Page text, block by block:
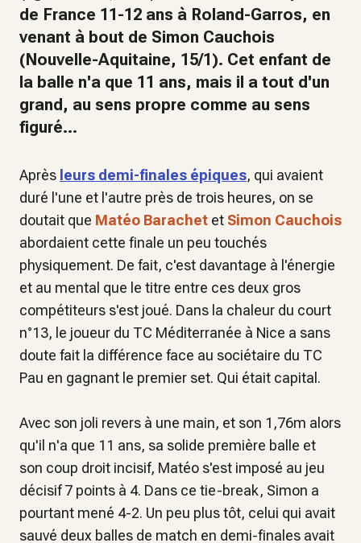
de France 11-12 ans à Roland-Garros, en
venant à bout de Simon Cauchois
(Nouvelle-Aquitaine, 15/1). Cet enfant de
la balle n'a que 11 ans, mais il a tout d'un
grand, au sens propre comme au sens
figuré...
Après leurs demi-finales épiques, qui avaient
duré l'une et l'autre près de trois heures, on se
doutait que Matéo Barachet et Simon Cauchois
abordaient cette finale un peu touchés
physiquement. De fait, c'est davantage à l'énergie
et au mental que le titre entre ces deux gros
compétiteurs s'est joué. Dans la chaleur du court
n°13, le joueur du TC Méditerranée à Nice a sans
doute fait la différence face au sociétaire du TC
Pau en gagnant le premier set. Qui était capital.
Avec son joli revers à une main, et son 1,76m alors
qu'il n'a que 11 ans, sa solide première balle et
son coup droit incisif, Matéo s'est imposé au jeu
décisif 7 points à 4. Dans ce tie-break, Simon a
pourtant mené 4-2. Un peu plus tôt, celui qui avait
sauvé deux balles de match en demi-finales avait